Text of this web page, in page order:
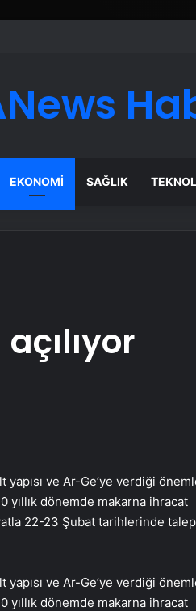
EKONOMI SAĞLIK
ve Ar-Ge’ye verdiği
yıllık dönemde makarna ihracat
22-23 Şubat tarihlerinde talep
ve Ar-Ge’ye verdiği
yıllık dönemde makarna ihracat